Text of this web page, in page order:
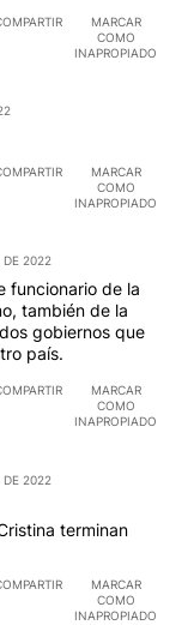
MARCAR
COMO
INAPROPIADO
MARCAR
COMO
INAPROPIADO
DE 2022
funcionario de la
también de la
gobiernos que
país.
MARCAR
COMO
INAPROPIADO
DE 2022
terminan
MARCAR
COMO
INAPROPIADO